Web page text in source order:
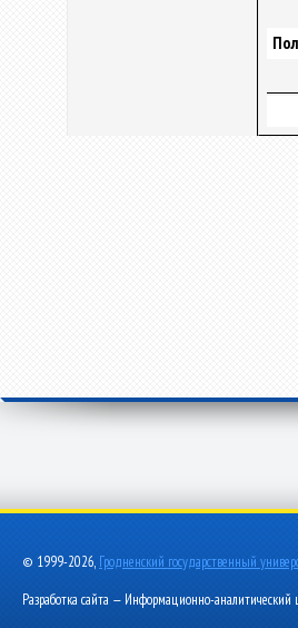
© 1999-2026, Гродненский государственный
Разработка сайта — Информационно-аналитический